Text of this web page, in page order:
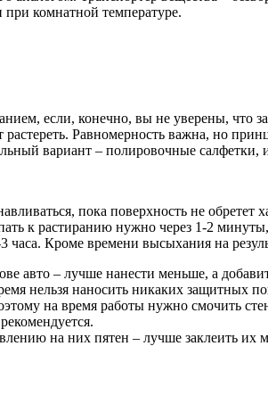
комнатной температуре.
если, конечно, вы не уверены, что
растереть. Равномерность важна, но
вариант – полировочные салфетки,
пока поверхность не
к растиранию нужно через 1-2
Кроме времени высыхания на
авто – лучше нанести меньше, а
нельзя наносить никаких защитных
на время работы нужно смочить
на них пятен – лучше заклеить их